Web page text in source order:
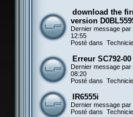
download the
version
Dernier message par
12:55
Posté dans
Erreur SC792-
Dernier message par
08:20
Posté dans
IR6555i
Dernier message par
Posté dans